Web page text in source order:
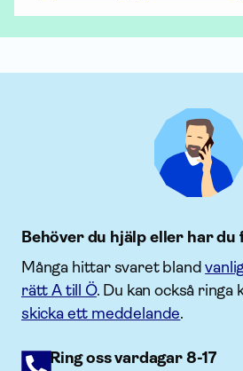
Behöver du hjälp eller har du
Många hittar svaret bland
rätt A till Ö. Du kan också ringa
skicka ett meddelande.
Ring oss vardagar 8-17